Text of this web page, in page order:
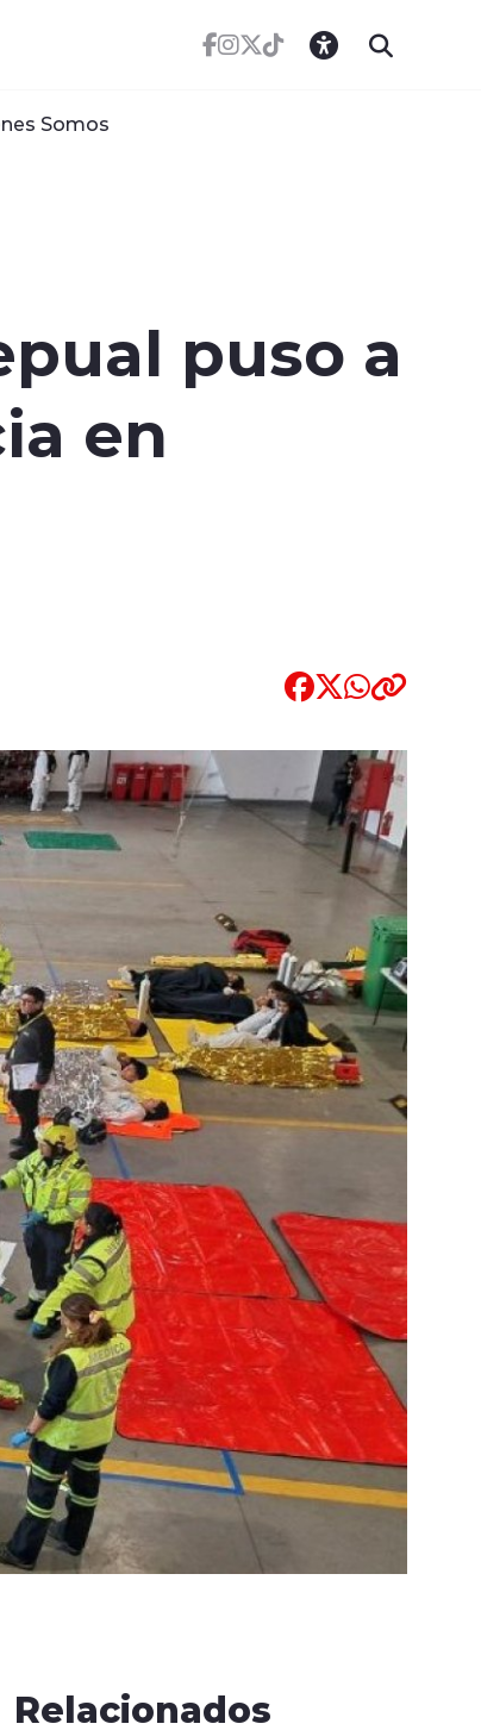
Somos
puso a
en
Relacionados